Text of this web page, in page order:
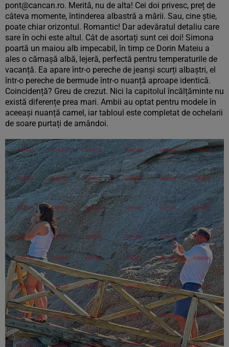
pont@cancan.ro. Merită, nu de alta! Cei doi privesc, preț de
câteva momente, întinderea albastră a mării. Sau, cine știe,
poate chiar orizontul. Romantic! Dar adevăratul detaliu care
sare în ochi este altul. Cât de asortați sunt cei doi! Simona
poartă un maiou alb impecabil, în timp ce Dorin Mateiu a
ales o cămașă albă, lejeră, perfectă pentru temperaturile de
vacanță. Ea apare într-o pereche de jeanși scurți albaștri, el
într-o pereche de bermude într-o nuanță aproape identică.
Coincidență? Greu de crezut. Nici la capitolul încălțăminte nu
există diferențe prea mari. Ambii au optat pentru modele în
aceeași nuanță camel, iar tabloul este completat de ochelarii
de soare purtați de amândoi.